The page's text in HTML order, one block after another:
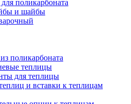
поликарбоната
и шайбы
поликарбоната
теплицы
для теплицы
и вставки к теплицам